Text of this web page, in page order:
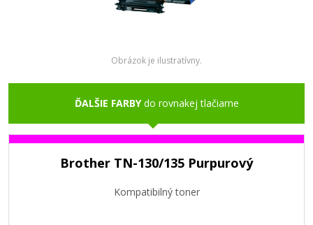
Obrázok je ilustratívny.
ĎALŠIE FARBYdo rovnakej tlačiarne
Brother TN-130/135 Purpurový
Kompatibilný toner